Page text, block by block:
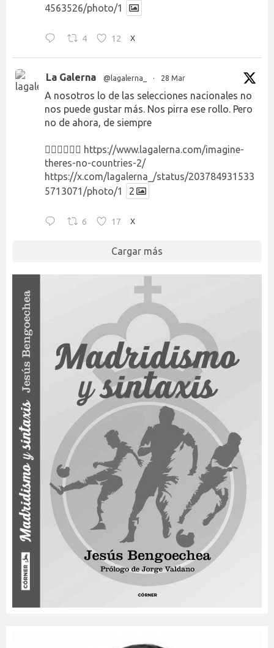
4563526/photo/1
4 12 X
La Galerna @lagalerna_ · 28 Mar
A nosotros lo de las selecciones nacionales no
nos puede gustar más. Nos pirra ese rollo. Pero
no de ahora, de siempre
👉🏻👉🏻👉🏻 https://www.lagalerna.com/imagine-
theres-no-countries-2/
https://x.com/lagalerna_/status/203784931533
5713071/photo/1
2
6 17 X
Cargar más